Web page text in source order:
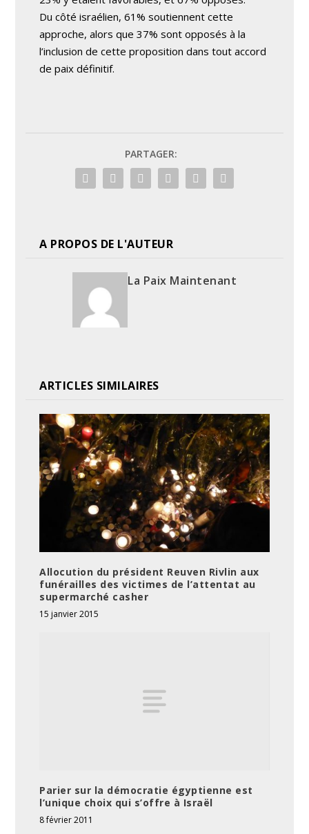
Du côté israélien, 61% soutiennent cette
approche, alors que 37% sont opposés à la
l’inclusion de cette proposition dans tout accord
de paix définitif.
PARTAGER:
A PROPOS DE L'AUTEUR
La Paix Maintenant
ARTICLES SIMILAIRES
Allocution du président Reuven Rivlin aux
funérailles des victimes de l’attentat au
supermarché casher
15 janvier 2015
Parier sur la démocratie égyptienne est
l’unique choix qui s’offre à Israël
8 février 2011